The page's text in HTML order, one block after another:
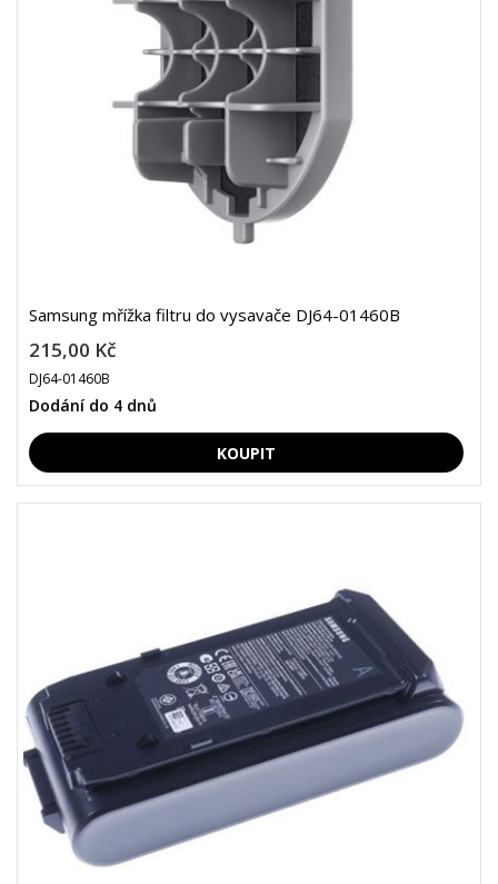
Samsung mřížka filtru do vysavače DJ64-01460B
215,00 Kč
DJ64-01460B
Dodání do 4 dnů